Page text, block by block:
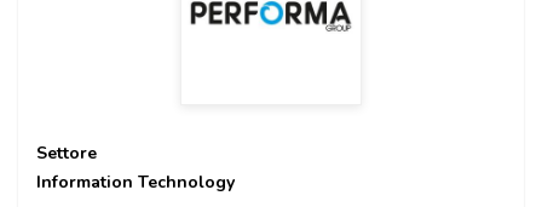
Settore
Information Technology